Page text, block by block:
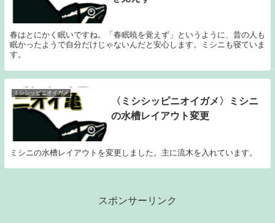
春はとにかく眠いですね。「春眠暁を覚えず」というように、昔の人も
眠かったようで自分だけじゃないんだと安心します。ミシニも寝ていま
す。
ミシシッピニオイガメ
〈ミシシッピニオイガメ〉ミシニ
の水槽レイアウト変更
ミシニの水槽レイアウトを変更しました。主に流木を入れています。
スポンサーリンク